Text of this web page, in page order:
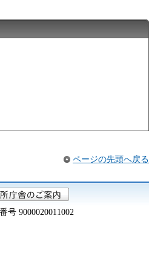
ページの先頭へ戻る
9000020011002